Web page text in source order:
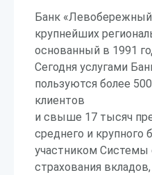
Банк
крупнейших
основанный в 1991
Сегодня услугами
пользуются более
клиентов
и свыше 17 тысяч
среднего и крупного
участником Системы
страхования